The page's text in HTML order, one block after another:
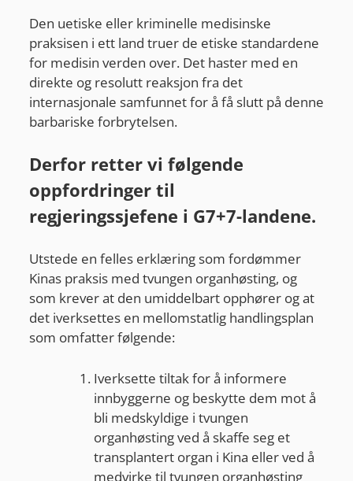
Den uetiske eller kriminelle medisinske
praksisen i ett land truer de etiske standardene
for medisin verden over. Det haster med en
direkte og resolutt reaksjon fra det
internasjonale samfunnet for å få slutt på denne
barbariske forbrytelsen.
Derfor retter vi følgende
oppfordringer til
regjeringssjefene i G7+7-landene.
Utstede en felles erklæring som fordømmer
Kinas praksis med tvungen organhøsting, og
som krever at den umiddelbart opphører og at
det iverksettes en mellomstatlig handlingsplan
som omfatter følgende:
Iverksette tiltak for å informere
innbyggerne og beskytte dem mot å
bli medskyldige i tvungen
organhøsting ved å skaffe seg et
transplantert organ i Kina eller ved å
medvirke til tvungen organhøsting